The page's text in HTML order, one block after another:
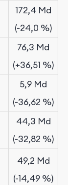
172,4 Md
(-24,0 %)
76,3 Md
(+36,51 %)
5,9 Md
(-36,62 %)
44,3 Md
(-32,82 %)
49,2 Md
(-14,49 %)